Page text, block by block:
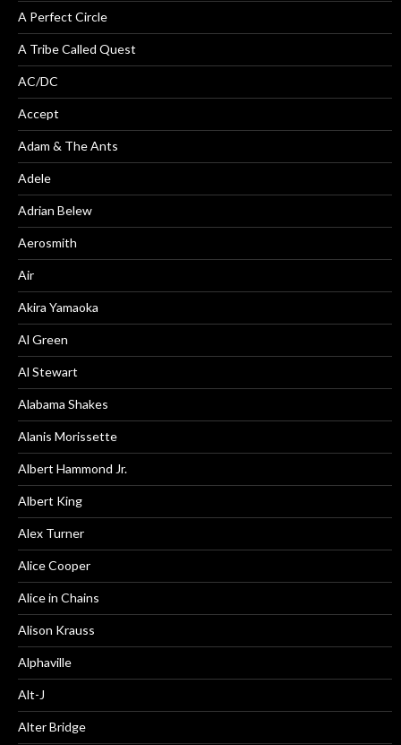
A Perfect Circle
A Tribe Called Quest
AC/DC
Accept
Adam & The Ants
Adele
Adrian Belew
Aerosmith
Air
Akira Yamaoka
Al Green
Al Stewart
Alabama Shakes
Alanis Morissette
Albert Hammond Jr.
Albert King
Alex Turner
Alice Cooper
Alice in Chains
Alison Krauss
Alphaville
Alt-J
Alter Bridge